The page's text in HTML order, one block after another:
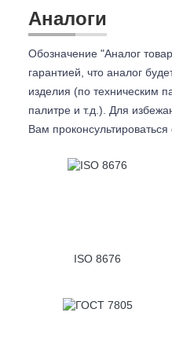
Аналоги
Обозначение "Аналог
гарантией, что аналог
изделия (по техническим
палитре и т.д.). Для
Вам проконсультироваться
ISO 8676